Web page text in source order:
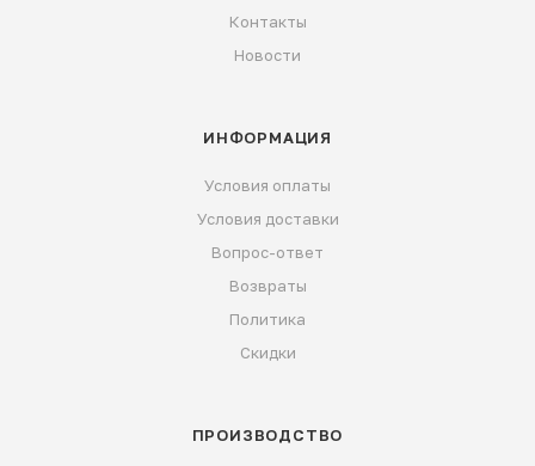
Контакты
Новости
ИНФОРМАЦИЯ
Условия оплаты
Условия доставки
Вопрос-ответ
Возвраты
Политика
Скидки
ПРОИЗВОДСТВО